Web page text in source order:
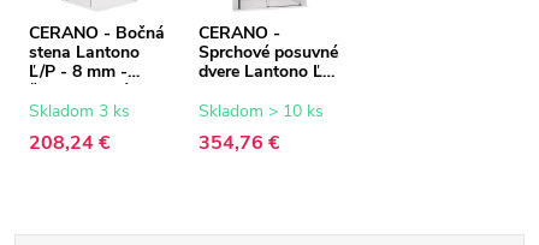
CERANO - Bočná
stena Lantono
Ľ/P - 8 mm -
čierna matná,
transparentné
cm
Skladom 3 ks
208,24 €
CERANO -
Sprchové posuvné
dvere Lantono Ľ/P
Close - čierna
transparentné
Skladom > 10 ks
354,76 €